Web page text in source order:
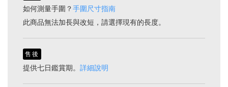
如何測量手圍？手圍尺寸指南
此商品無法加長與改短，請選擇現有的長度。
售後
提供七日鑑賞期。 詳細說明